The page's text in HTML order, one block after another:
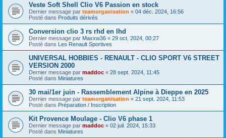
Veste Soft Shell Clio V6 Passion en stock
Dernier message par teamorganisation « 04 déc. 2024, 16:56
Posté dans Produits dérivés
Conversion clio 3 rs rhd en lhd
Dernier message par Maxxw36 « 29 oct. 2024, 00:27
Posté dans Les Renault Sportives
UNIVERSAL HOBBIES - RENAULT - CLIO SPORT V6 STREET
VERSION 2000
Dernier message par maddoc « 28 sept. 2024, 11:45
Posté dans Miniatures
30 mai/1er juin - Rassemblement Alpine à Dieppe en 2025
Dernier message par teamorganisation « 21 sept. 2024, 11:53
Posté dans Préparation / Inscription
Kit Provence Moulage - Clio V6 phase 1
Dernier message par maddoc « 02 juil. 2024, 15:33
Posté dans Miniatures